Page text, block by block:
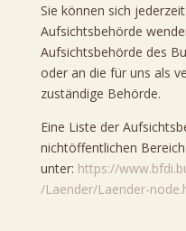
Sie können sich
Aufsichtsbehörde
Aufsichtsbehörde des
oder an die für uns als
zuständige Behörde.
Eine Liste der
nichtöffentlichen
unter: https://
/Laender/Laender-